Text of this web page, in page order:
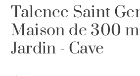
Talence Saint
Maison de 300
Jardin - Cave